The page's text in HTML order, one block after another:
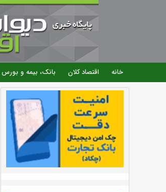
خانه اقتصاد کلان بانک، بیمه و بورس